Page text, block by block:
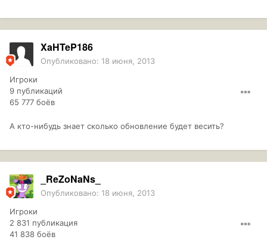
XaHTeP186
Опубликовано: 18 июня, 2013
Игроки
9 публикаций
65 777 боёв
А кто-нибудь знает сколько обновление будет весить?
_ReZoNaNs_
Опубликовано: 18 июня, 2013
Игроки
2 831 публикация
41 838 боёв